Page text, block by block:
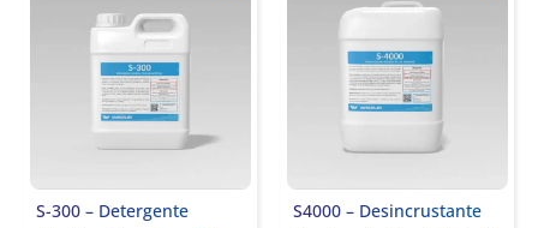
S-300 – Detergente
S4000 – Desincrustante